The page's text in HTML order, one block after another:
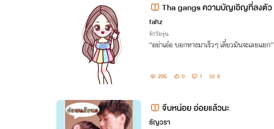
Tha gangs ความบัญเอิญที่ลงตัว
fahz
รักวัยรุ่น
“อย่าเอ๋อ บอกทางมาเร็วๆ เดี๋ยวมันจะเลยแยก”
295 0 1 6
จีบหน่อย อ่อยแล้วนะ
ธัญวรา